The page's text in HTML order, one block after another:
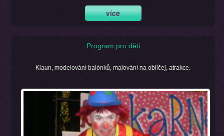
Program pro děti
Klaun, modelování balónků, malování na obličej, atrakce.